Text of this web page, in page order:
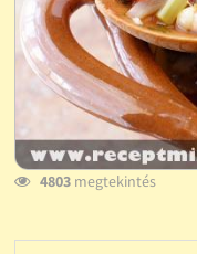
4803megtekintés